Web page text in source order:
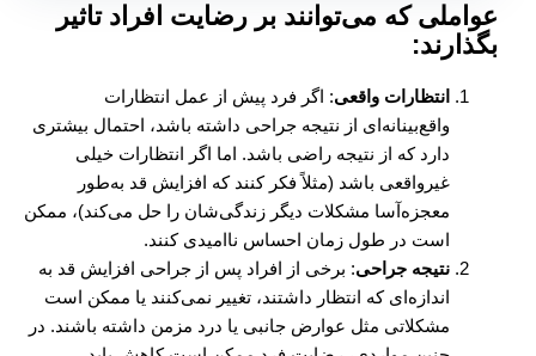
عواملی که می‌توانند بر رضایت افراد تاثیر
بگذارند:
انتظارات واقعی: اگر فرد پیش از عمل انتظارات
واقع‌بینانه‌ای از نتیجه جراحی داشته باشد، احتمال بیشتری
دارد که از نتیجه راضی باشد. اما اگر انتظارات خیلی
غیرواقعی باشد (مثلاً فکر کنند که افزایش قد به‌طور
معجزه‌آسا مشکلات دیگر زندگی‌شان را حل می‌کند)، ممکن
است در طول زمان احساس ناامیدی کنند.
نتیجه جراحی: برخی از افراد پس از جراحی افزایش قد به
اندازه‌ای که انتظار داشتند، تغییر نمی‌کنند یا ممکن است
مشکلاتی مثل عوارض جانبی یا درد مزمن داشته باشند. در